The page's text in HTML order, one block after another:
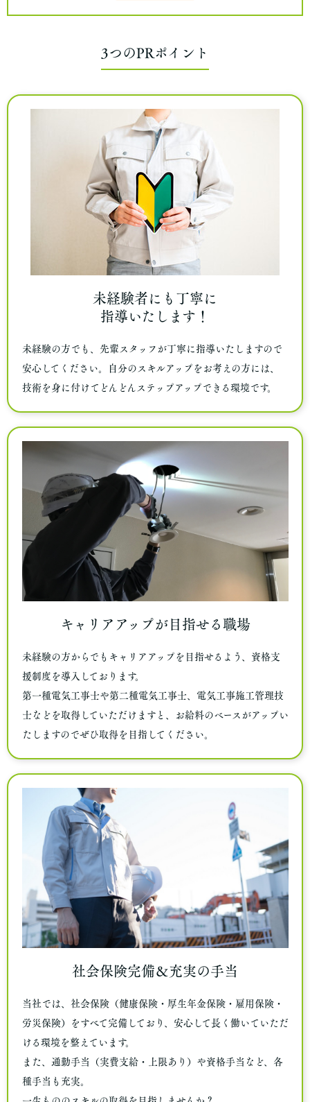
3つのPRポイント
未経験者にも丁寧に
指導いたします！
未経験の方でも、先輩スタッフが丁寧に指導いたしますので
安心してください。自分のスキルアップをお考えの方には、
技術を身に付けてどんどんステップアップできる環境です。
キャリアアップが目指せる職場
未経験の方からでもキャリアアップを目指せるよう、資格支
援制度を導入しております。
第一種電気工事士や第二種電気工事士、電気工事施工管理技
士などを取得していただけますと、お給料のベースがアップい
たしますのでぜひ取得を目指してください。
社会保険完備＆充実の手当
当社では、社会保険（健康保険・厚生年金保険・雇用保険・
労災保険）をすべて完備しており、安心して長く働いていただ
ける環境を整えています。
また、通勤手当（実費支給・上限あり）や資格手当など、各
種手当も充実。